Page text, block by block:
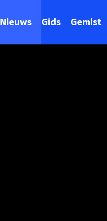
Nieuws Gids Gemist